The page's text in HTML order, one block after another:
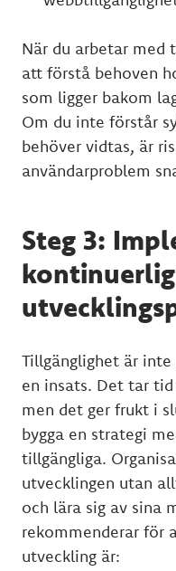
När du arbetar
att förstå behoven
som ligger bakom
Om du inte förstår
behöver vidtas, är
användarproblem
Steg 3:
kontinuerlig
Tillgänglighet är
en insats. Det tar
men det ger frukt i
bygga en strategi
tillgängliga.
utvecklingen utan
och lära sig av sina
rekommenderar för
utveckling är: